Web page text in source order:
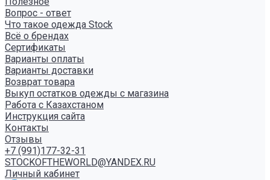
Вопрос - ответ
Что такое одежда Stock
Всё о брендах
Сертификаты
Варианты оплаты
Варианты доставки
Возврат товара
Выкуп остатков одежды с магазина
Работа с Казахстаном
Инструкция сайта
Контакты
Отзывы
+7 (991)177-32-31
STOCKOFTHEWORLD@YANDEX.RU
Личный кабинет